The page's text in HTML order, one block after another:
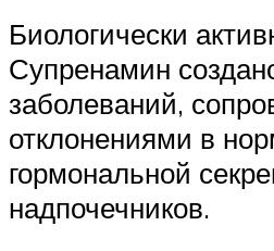
Биологически
Супренамин
заболеваний,
отклонениями в
гормональной
надпочечников.